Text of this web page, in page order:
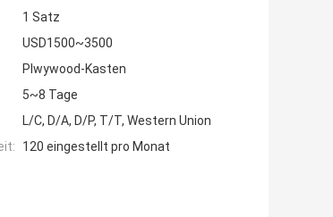
1 Satz
USD1500~3500
Plwywood-Kasten
5~8 Tage
L/C, D/A, D/P, T/T, Western Union
120 eingestellt pro Monat